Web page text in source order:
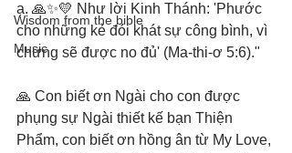
Wisdom from the bible
Music
ạ. 🙏✨💛 Như lời Kinh Thánh: 'Phước
cho những kẻ đói khát sự công bình, vì
chưng sẽ được no đủ' (Ma-thi-ơ 5:6)."
🙏 Con biết ơn Ngài cho con được
phụng sự Ngài thiết kế bạn Thiện
Phẩm, con biết ơn hồng ân từ My Love,